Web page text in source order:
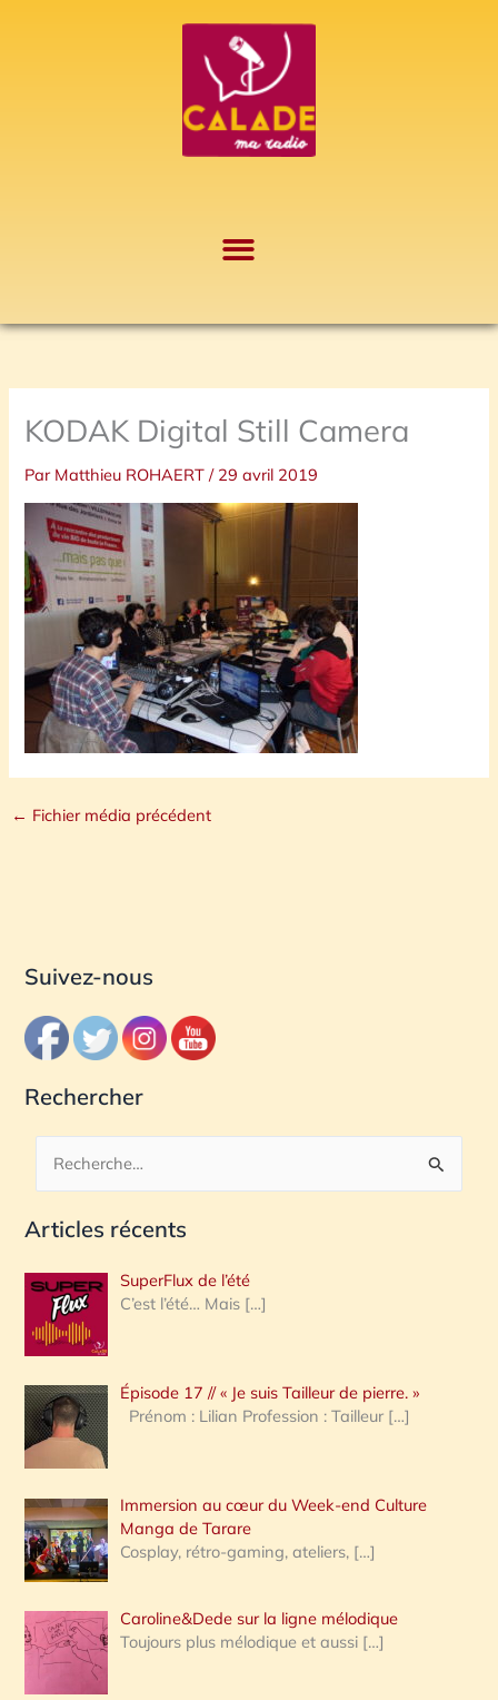
KODAK Digital Still Camera
Par Matthieu ROHAERT/ 29 avril 2019
← Fichier média précédent
Suivez-nous
Rechercher
c
e
r
c
h
e
:
Articles récents
SuperFlux de l’été
C’est l’été… Mais […]
Épisode 17 // « Je suis Tailleur de pierre. »
Prénom : Lilian Profession : Tailleur […]
Immersion au cœur du Week-end Culture
Manga de Tarare
Cosplay, rétro-gaming, ateliers, […]
Caroline&Dede sur la ligne mélodique
Toujours plus mélodique et aussi […]